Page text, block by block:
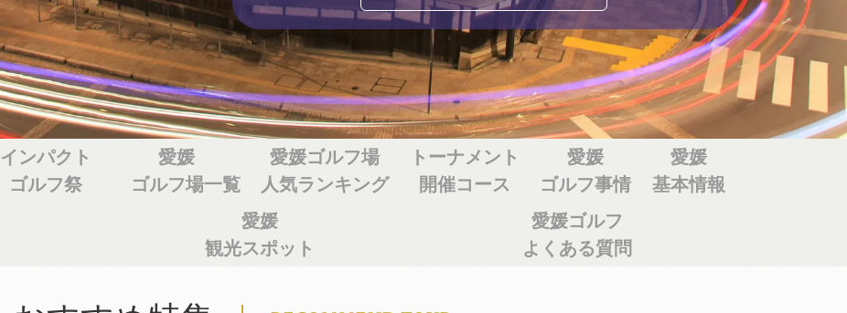
インパクト
ゴルフ祭
愛媛
ゴルフ場一覧
愛媛ゴルフ場
人気ランキング
トーナメント
開催コース
愛媛
ゴルフ事情
愛媛
基本情報
愛媛
観光スポット
愛媛ゴルフ
よくある質問